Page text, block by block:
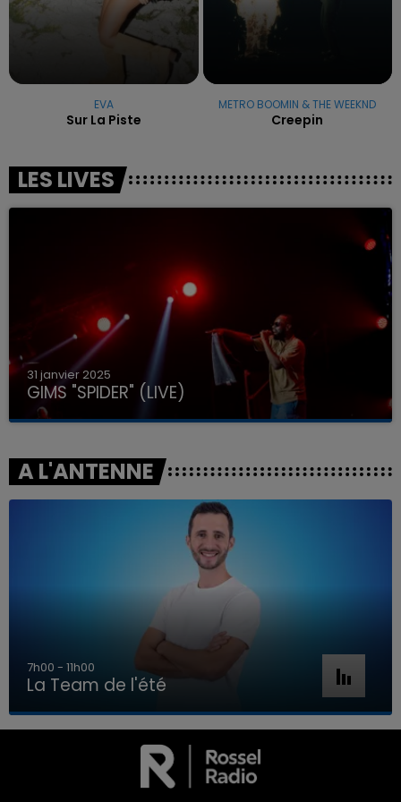
LA TEAM DE L'ÉTÉ
EVA
Sur La Piste
METRO BOOMIN & THE WEEKND
Creepin
LES LIVES
31 janvier 2025
GIMS "SPIDER" (LIVE)
A L'ANTENNE
7h00 - 11h00
La Team de l'été